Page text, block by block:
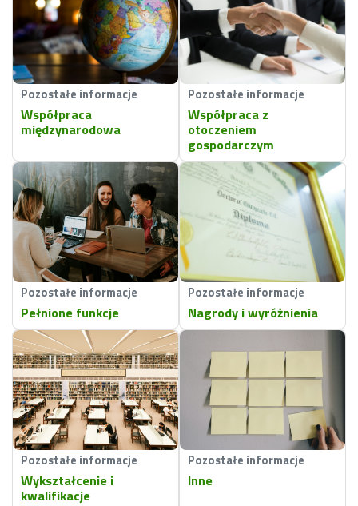
Pozostałe informacje
Współpraca
międzynarodowa
Pozostałe informacje
Współpraca z
otoczeniem
gospodarczym
Pozostałe informacje
Pełnione funkcje
Pozostałe informacje
Nagrody i wyróżnienia
Pozostałe informacje
Wykształcenie i
kwalifikacje
Pozostałe informacje
Inne